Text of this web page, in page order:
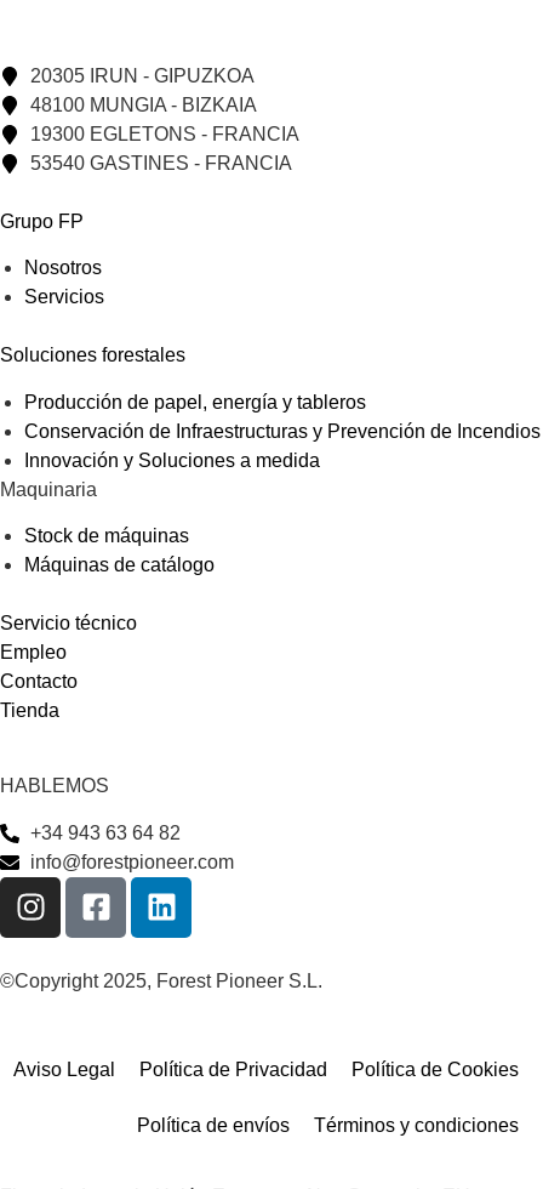
20305 IRUN - GIPUZKOA
48100 MUNGIA - BIZKAIA
19300 EGLETONS - FRANCIA
53540 GASTINES - FRANCIA
Grupo FP
Nosotros
Servicios
Soluciones forestales
Producción de papel, energía y tableros
Conservación de Infraestructuras y Prevención de Incendios
Innovación y Soluciones a medida
Maquinaria
Stock de máquinas
Máquinas de catálogo
Servicio técnico
Empleo
Contacto
Tienda
HABLEMOS
+34 943 63 64 82
info@forestpioneer.com
©Copyright 2025, Forest Pioneer S.L.
Aviso Legal Política de Privacidad Política de Cookies
Política de envíos Términos y condiciones